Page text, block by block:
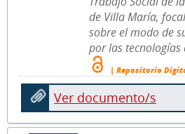
de Villa María,
sobre el modo de
por las tecnologías
| Repositorio
Ver documento/s